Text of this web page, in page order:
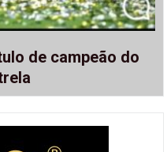
de campeão do